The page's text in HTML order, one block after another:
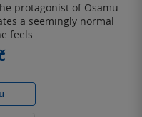
protagonist of Osamu
a seemingly normal
feels...